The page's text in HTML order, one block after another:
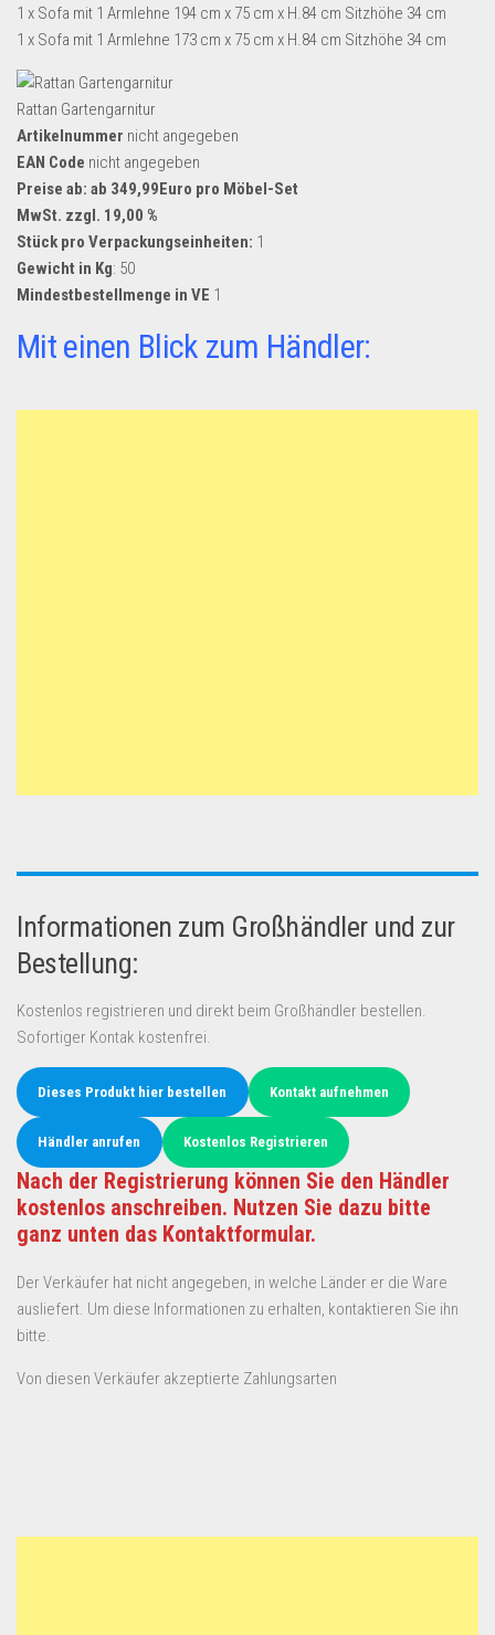
Kostenlos verkaufen
Kostenlos Registrieren
Newsletter
1 x Sofa mit 1 Armlehne 194 cm x 75 cm x H.84 cm Sitzhöhe 34 cm
1 x Sofa mit 1 Armlehne 173 cm x 75 cm x H.84 cm Sitzhöhe 34 cm
Rattan Gartengarnitur
Artikelnummer nicht angegeben
EAN Code nicht angegeben
Preise ab: ab 349,99Euro pro Möbel-Set
MwSt. zzgl. 19,00 %
Stück pro Verpackungseinheiten: 1
Gewicht in Kg: 50
Mindestbestellmenge in VE 1
Mit einen Blick zum Händler:
Informationen zum Großhändler und zur
Bestellung:
Kostenlos registrieren und direkt beim Großhändler bestellen.
Sofortiger Kontak kostenfrei.
Dieses Produkt hier bestellen Kontakt aufnehmen
Händler anrufen Kostenlos Registrieren
Nach der Registrierung können Sie den Händler
kostenlos anschreiben. Nutzen Sie dazu bitte
ganz unten das Kontaktformular.
Der Verkäufer hat nicht angegeben, in welche Länder er die Ware
ausliefert. Um diese Informationen zu erhalten, kontaktieren Sie ihn
bitte.
Von diesen Verkäufer akzeptierte Zahlungsarten